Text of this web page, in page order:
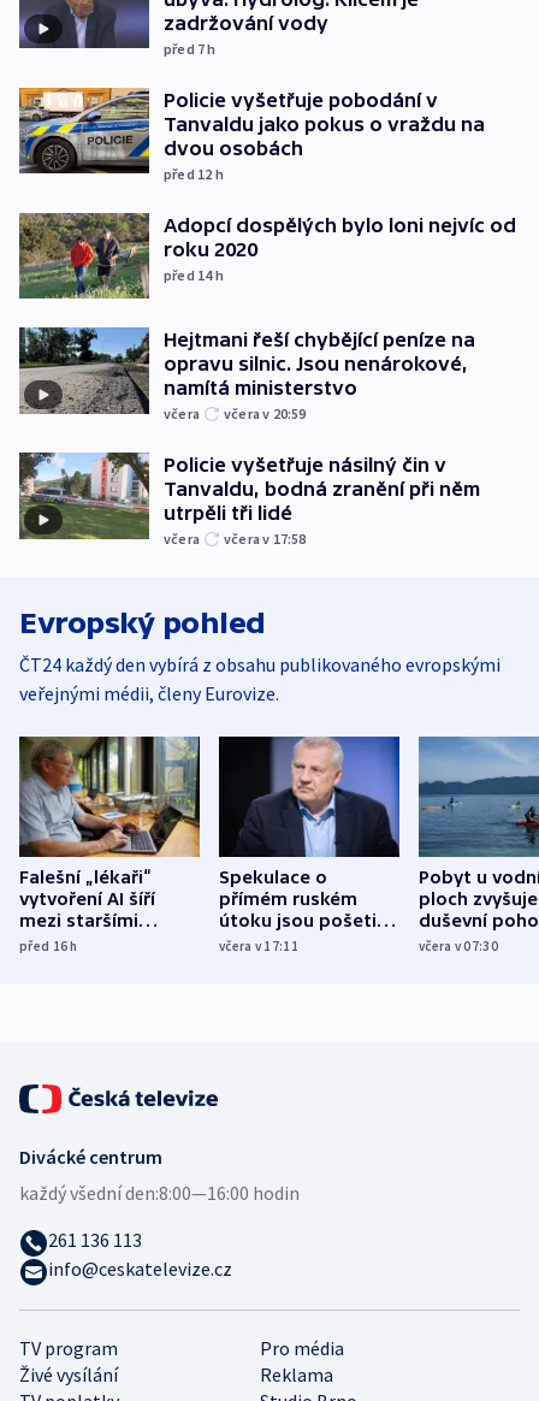
zadržování vody
před 7h
Policie vyšetřuje pobodání v
Tanvaldu jako pokus o vraždu na
dvou osobách
před 12 h
Adopcí dospělých bylo loni nejvíc od
roku 2020
před 14h
Hejtmani řeší chybějící peníze na
opravu silnic. Jsou nenárokové,
namítá ministerstvo
včera včera v 20:59
Policie vyšetřuje násilný čin v
Tanvaldu, bodná zranění při něm
utrpěli tři lidé
včera včera v 17:58
Evropský pohled
ČT24 každý den vybírá z obsahu publikovaného evropskými
veřejnými médii, členy Eurovize.
Falešní „lékaři“
vytvoření AI šíří
mezi staršími
Poláky nebezpečné
před 16h
Spekulace o
přímém ruském
útoku jsou pošetilé,
míní estonský
včera v 17:11
Pobyt u
ploch zvyšuje
duševní
ukázala
včera v 07:30
TV program
Pro média
Živé vysílání
Reklama
Divácké centrum
každý všední den:8:00—16:00 hodin
261 136 113
info@ceskatelevize.cz